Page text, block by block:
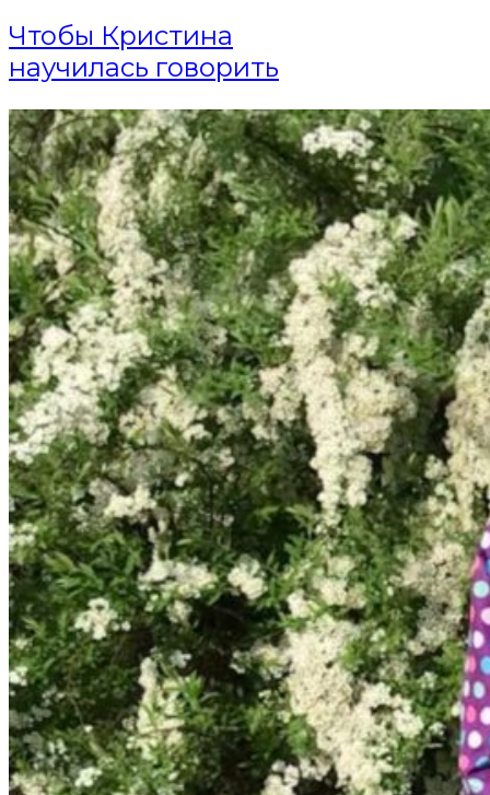
Чтобы Кристина
научилась говорить